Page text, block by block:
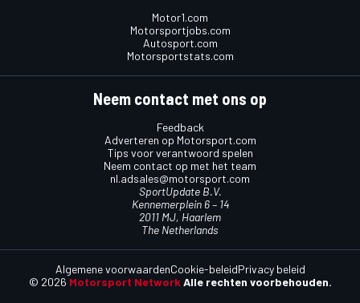
Motor1.com
Motorsportjobs.com
Autosport.com
Motorsportstats.com
Neem contact met ons op
Feedback
Adverteren op Motorsport.com
Tips voor verantwoord spelen
Neem contact op met het team
nl.adsales@motorsport.com
SportUpdate B.V.
Kennemerplein 6 – 14
2011 MJ, Haarlem
The Netherlands
© 2026 Motorsport Network Alle rechten voorbehouden.
Algemene voorwaardenCookie-beleidPrivacy beleid